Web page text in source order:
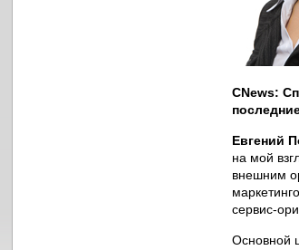
CNews:
Евгений
на мой
внешним
сервис-
Основной